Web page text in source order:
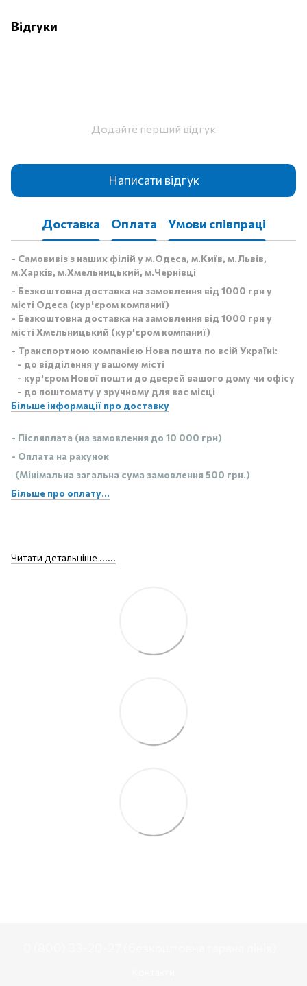
Відгуки
Додайте перший відгук
Написати відгук
Доставка Оплата Умови співпраці
- Самовивіз з наших філій у м.Одеса, м.Київ, м.Львів,
м.Харків, м.Хмельницький, м.Чернівці
- Безкоштовна доставка на замовлення від 1000 грн у
місті Одеса (кур'єром компаниї)
- Безкоштовна доставка на замовлення від 1000 грн у
місті Хмельницький (кур'єром компаниї)
- Транспортною компанією Нова пошта по всій Україні:
- до відділення у вашому місті
- кур'єром Нової пошти до дверей вашого дому чи офісу
- до поштомату у зручному для вас місці
Більше інформації про доставку
- Післяплата (на замовлення до 10 000 грн)
- Оплата на рахунок
(Мінімальна загальна сума замовлення 500 грн.)
Більше про оплату...
Читати детальніше ......